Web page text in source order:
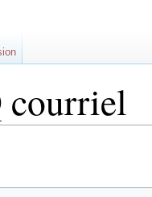
courriel